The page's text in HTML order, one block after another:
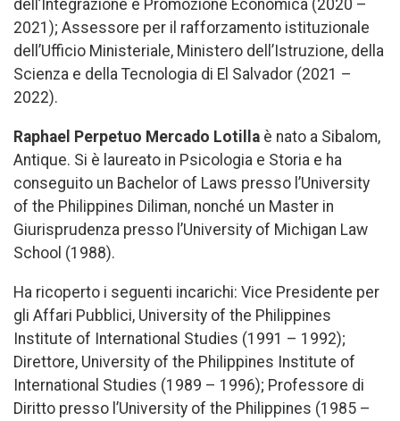
dell’Integrazione e Promozione Economica (2020 –
2021); Assessore per il rafforzamento istituzionale
dell’Ufficio Ministeriale, Ministero dell’Istruzione, della
Scienza e della Tecnologia di El Salvador (2021 –
2022).
Raphael Perpetuo Mercado Lotilla è nato a Sibalom,
Antique. Si è laureato in Psicologia e Storia e ha
conseguito un Bachelor of Laws presso l’University
of the Philippines Diliman, nonché un Master in
Giurisprudenza presso l’University of Michigan Law
School (1988).
Ha ricoperto i seguenti incarichi: Vice Presidente per
gli Affari Pubblici, University of the Philippines
Institute of International Studies (1991 – 1992);
Direttore, University of the Philippines Institute of
International Studies (1989 – 1996); Professore di
Diritto presso l’University of the Philippines (1985 –